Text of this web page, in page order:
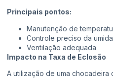
Principais pontos:
Manutenção de
Controle preciso da
Ventilação adequada
Impacto na Taxa de Eclosão
A utilização de uma